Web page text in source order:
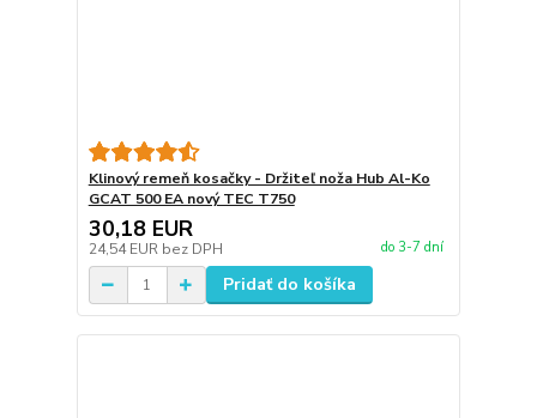
Klinový remeň kosačky - Držiteľ noža Hub Al-Ko
GCAT 500 EA nový TEC T750
30,18 EUR
24,54 EUR bez DPH do 3-7 dní
Pridať do košíka